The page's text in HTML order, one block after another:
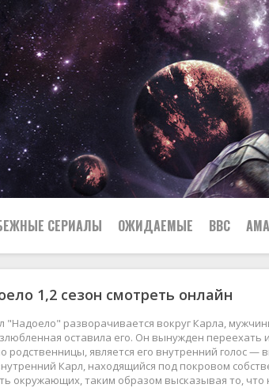
СЕРИАЛЫ
Боевики
Приключения
Детективы
ОЖИДАЕМЫЕ BBC
1,2 сезон смотреть онлайн
"Надоело" разворачивается вокруг Карла,
оставила его. Он вынужден
родственницы, является его внутренний голос
Карл, находящийся под покровом
окружающих, таким образом высказывая то, что